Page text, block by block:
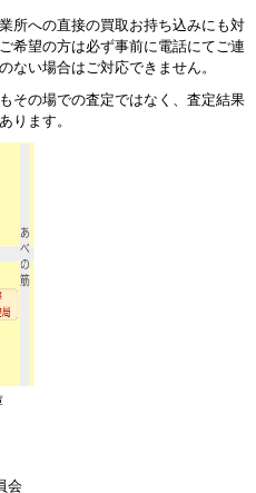
所への直接の買取お持ち込みにも対
希望の方は必ず事前に電話にてご連
ない場合はご対応できません。
その場での査定ではなく、査定結果
ります。
会